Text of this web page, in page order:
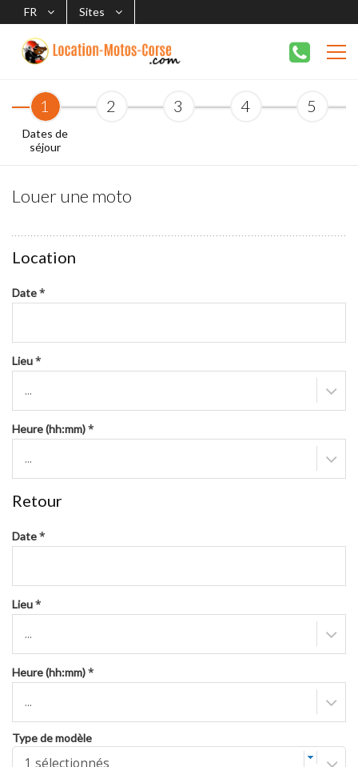
FR Sites
1
Dates de
séjour
2 3 4 5
Louer une moto
Location
Date*
Lieu*
...
Heure (hh:mm)*
...
Retour
Date*
Lieu*
...
Heure (hh:mm)*
...
Type de modèle
1 sélectionnés